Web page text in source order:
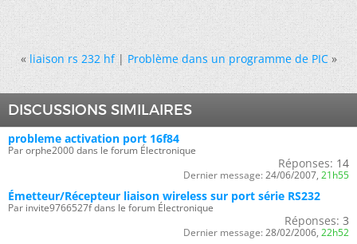
« liaison rs 232 hf|Problème dans un programme de PIC »
DISCUSSIONS SIMILAIRES
probleme activation port 16f84
Par orphe2000 dans le forum Électronique
Réponses: 14
Dernier message: 24/06/2007, 21h55
Émetteur/Récepteur liaison wireless sur port série RS232
Par invite9766527f dans le forum Électronique
Réponses: 3
Dernier message: 28/02/2006, 22h52